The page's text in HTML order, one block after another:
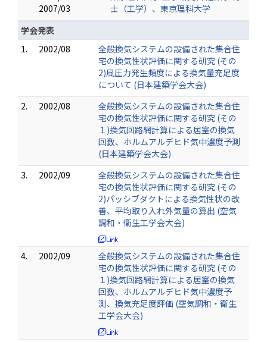
2007/03
士（工学）、東京理科大学
学会発表
1.
2002/08
全般換気システムの設備された集合住
宅の換気性状評価に関する研究 (その
2)風圧力発生頻度による換気量充足度
について (日本建築学会大会)
2.
2002/08
全般換気システムの設備された集合住
宅の換気性状評価に関する研究 (その
１)換気回路網計算による居室の換気
回数、ホルムアルデヒド気中濃度予測
(日本建築学会大会)
3.
2002/09
全般換気システムの設備された集合住
宅の換気性状評価に関する研究 (その
2)パッシブダクトによる換気性状の改
善、平均取り入れ外気量の算出 (空気
調和・衛生工学会大会)
4. 2002/09
全般換気システムの設備された集合住
宅の換気性状評価に関する研究 (その
１)換気回路網計算による居室の換気
回数、ホルムアルデヒド気中濃度予
測、換気充足度評価 (空気調和・衛生
工学会大会)